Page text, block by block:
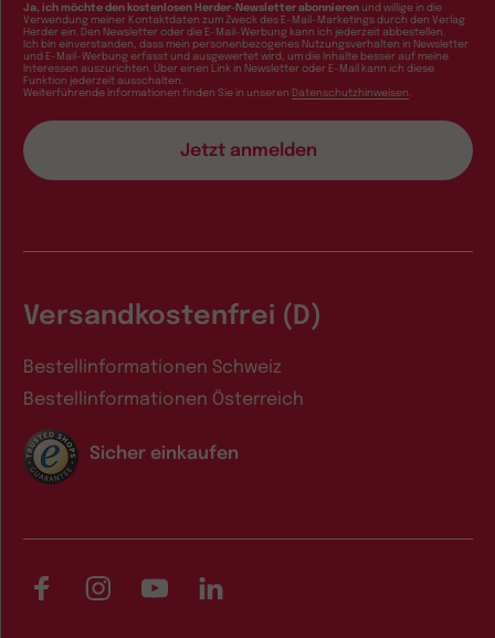
Ja, ich möchte den kostenlosen Herder-Newsletter abonnieren und willige in die
Verwendung meiner Kontaktdaten zum Zweck des E-Mail-Marketings durch den Verlag
Herder ein. Den Newsletter oder die E-Mail-Werbung kann ich jederzeit abbestellen.
Ich bin einverstanden, dass mein personenbezogenes Nutzungsverhalten in Newsletter
und E-Mail-Werbung erfasst und ausgewertet wird, um die Inhalte besser auf meine
Interessen auszurichten. Über einen Link in Newsletter oder E-Mail kann ich diese
Funktion jederzeit ausschalten.
Weiterführende Informationen finden Sie in unseren Datenschutzhinweisen
Versandkostenfrei (D)
Bestellinformationen Schweiz
Bestellinformationen Österreich
Sicher einkaufen
FacebookInstagramYouTubeLinkedIn